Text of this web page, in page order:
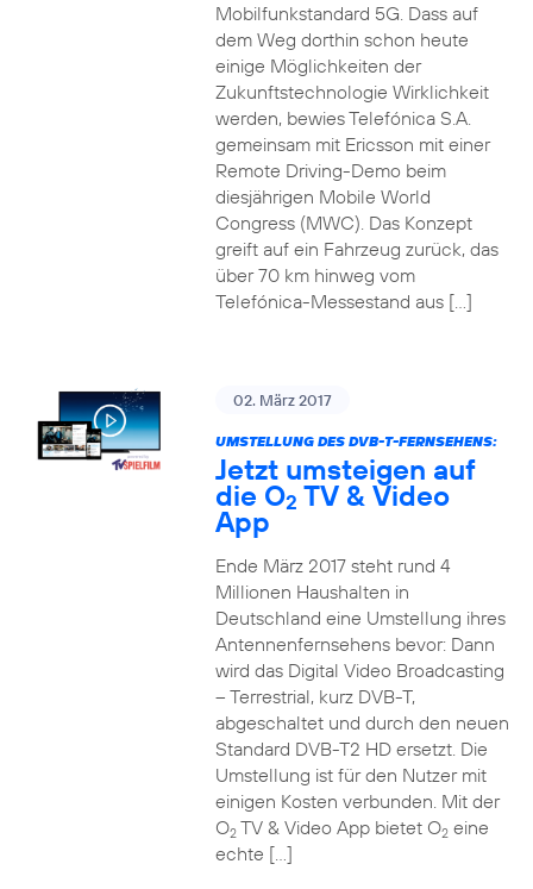
Mobilfunkstandard 5G. Dass auf
dem Weg dorthin schon heute
einige Möglichkeiten der
Zukunftstechnologie Wirklichkeit
werden, bewies Telefónica S.A.
gemeinsam mit Ericsson mit einer
Remote Driving-Demo beim
diesjährigen Mobile World
Congress (MWC). Das Konzept
greift auf ein Fahrzeug zurück, das
über 70 km hinweg vom
Telefónica-Messestand aus […]
02. März 2017
UMSTELLUNG DES DVB-T-FERNSEHENS:
Jetzt umsteigen auf
die O2 TV & Video
App
Ende März 2017 steht rund 4
Millionen Haushalten in
Deutschland eine Umstellung ihres
Antennenfernsehens bevor: Dann
wird das Digital Video Broadcasting
– Terrestrial, kurz DVB-T,
abgeschaltet und durch den neuen
Standard DVB-T2 HD ersetzt. Die
Umstellung ist für den Nutzer mit
einigen Kosten verbunden. Mit der
O2TV & Video App bietet O2eine
echte […]